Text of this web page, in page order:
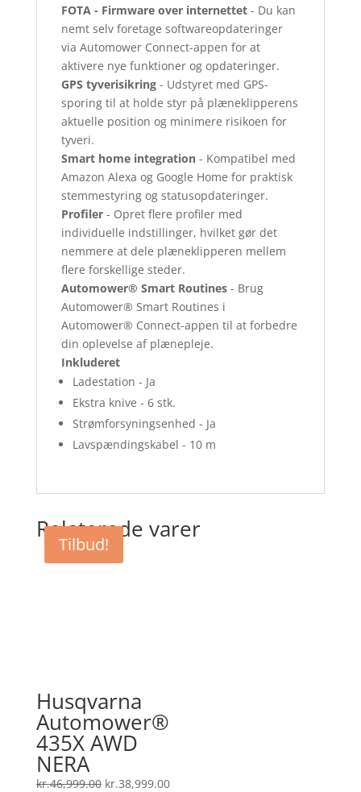
FOTA - Firmware over internettet- Du kan
nemt selv foretage softwareopdateringer
via Automower Connect-appen for at
aktivere nye funktioner og opdateringer.
GPS tyverisikring - Udstyret med GPS-
sporing til at holde styr på plæneklipperens
aktuelle position og minimere risikoen for
tyveri.
Smart home integration- Kompatibel med
Amazon Alexa og Google Home for praktisk
stemmestyring og statusopdateringer.
Profiler- Opret flere profiler med
individuelle indstillinger, hvilket gør det
nemmere at dele plæneklipperen mellem
flere forskellige steder.
Automower® Smart Routines- Brug
Automower® Smart Routines i
Automower® Connect-appen til at forbedre
din oplevelse af plænepleje.
Inkluderet
Ladestation - Ja
Ekstra knive - 6 stk.
Strømforsyningsenhed - Ja
Lavspændingskabel - 10 m
Relaterede varer
Tilbud!
Husqvarna
Automower®
435X AWD
NERA
kr.46,999.00 Den
kr.38,999.00Den
Tilbud!